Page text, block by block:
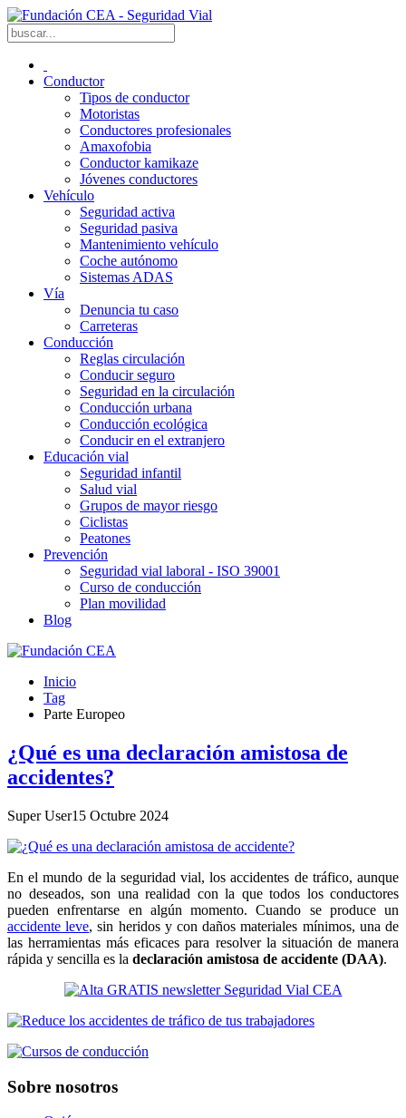
Conductor
Tipos de conductor
Motoristas
Conductores profesionales
Amaxofobia
Conductor kamikaze
Jóvenes conductores
Vehículo
Seguridad activa
Seguridad pasiva
Mantenimiento vehículo
Coche autónomo
Sistemas ADAS
Vía
Denuncia tu caso
Carreteras
Conducción
Reglas circulación
Conducir seguro
Seguridad en la circulación
Conducción urbana
Conducción ecológica
Conducir en el extranjero
Educación vial
Seguridad infantil
Salud vial
Grupos de mayor riesgo
Ciclistas
Peatones
Prevención
Seguridad vial laboral - ISO 39001
Curso de conducción
Plan movilidad
Blog
Inicio
Tag
Parte Europeo
¿Qué es una declaración amistosa de
accidentes?
Super User15 Octubre 2024
En el mundo de la seguridad vial, los accidentes de tráfico, aunque
no deseados, son una realidad con la que todos los conductores
pueden enfrentarse en algún momento. Cuando se produce un
accidente leve, sin heridos y con daños materiales mínimos, una de
las herramientas más eficaces para resolver la situación de manera
rápida y sencilla es la declaración amistosa de accidente (DAA).
Sobre nosotros